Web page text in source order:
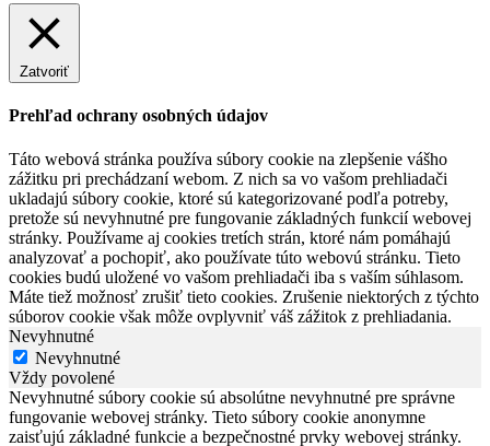
Zatvoriť
Prehľad ochrany osobných údajov
Táto webová stránka používa súbory cookie na zlepšenie vášho
zážitku pri prechádzaní webom. Z nich sa vo vašom prehliadači
ukladajú súbory cookie, ktoré sú kategorizované podľa potreby,
pretože sú nevyhnutné pre fungovanie základných funkcií webovej
stránky. Používame aj cookies tretích strán, ktoré nám pomáhajú
analyzovať a pochopiť, ako používate túto webovú stránku. Tieto
cookies budú uložené vo vašom prehliadači iba s vaším súhlasom.
Máte tiež možnosť zrušiť tieto cookies. Zrušenie niektorých z týchto
súborov cookie však môže ovplyvniť váš zážitok z prehliadania.
Nevyhnutné
Nevyhnutné
Vždy povolené
Nevyhnutné súbory cookie sú absolútne nevyhnutné pre správne
fungovanie webovej stránky. Tieto súbory cookie anonymne
zaisťujú základné funkcie a bezpečnostné prvky webovej stránky.